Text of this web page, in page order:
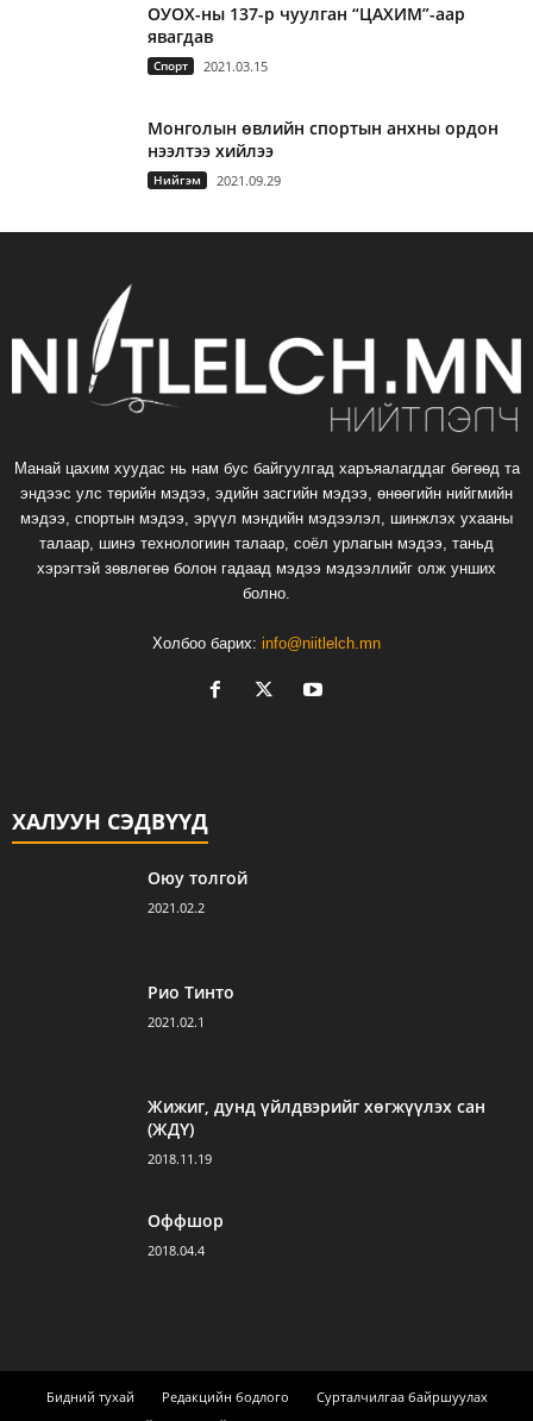
ОУОХ-ны 137-р чуулган “ЦАХИМ”-аар
явагдав
Спорт 2021.03.15
Монголын өвлийн спортын анхны ордон
нээлтээ хийлээ
Нийгэм 2021.09.29
Манай цахим хуудас нь нам бус байгуулгад харъяалагддаг бөгөөд та
эндээс улс төрийн мэдээ, эдийн засгийн мэдээ, өнөөгийн нийгмийн
мэдээ, спортын мэдээ, эрүүл мэндийн мэдээлэл, шинжлэх ухааны
талаар, шинэ технологиин талаар, соёл урлагын мэдээ, таньд
хэрэгтэй зөвлөгөө болон гадаад мэдээ мэдээллийг олж унших
болно.
Холбоо барих: info@niitlelch.mn
ХАЛУУН СЭДВҮҮД
Оюу толгой
2021.02.2
Рио Тинто
2021.02.1
Жижиг, дунд үйлдвэрийг хөгжүүлэх сан
(ЖДҮ)
2018.11.19
Оффшор
2018.04.4
Бидний тухай Редакцийн бодлого
Сурталчилгаа байршуулах